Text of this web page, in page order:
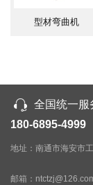
★ 配美国
★ 配进口
后定位精
★ 可选配
型材弯曲机
全国统一服
180-6895-
地址：南通市海安市
邮箱：